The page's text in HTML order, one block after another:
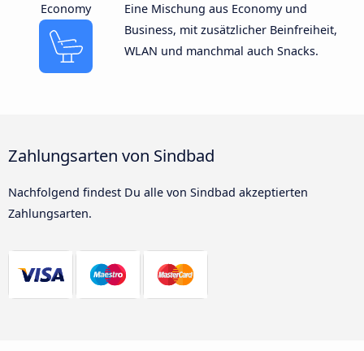
Economy
Eine Mischung aus Economy und
Business, mit zusätzlicher Beinfreiheit,
WLAN und manchmal auch Snacks.
Zahlungsarten von Sindbad
Nachfolgend findest Du alle von Sindbad akzeptierten
Zahlungsarten.